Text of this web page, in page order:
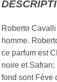
Roberto
homme.
ce parfum est
noire et
fond sont Fève